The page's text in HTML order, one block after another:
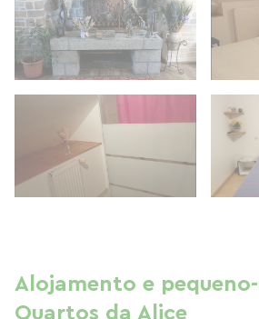
Alojamento e
Quartos da Alice